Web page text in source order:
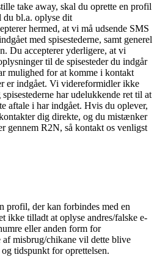
take away, skal du oprette en profil
du bl.a. oplyse dit
hermed, at vi må udsende SMS
med spisestederne, samt generel
Du accepterer yderligere, at vi
til de spisesteder du indgår
mulighed for at komme i kontakt
er indgået. Vi videreformidler ikke
har udelukkende ret til at
aftale i har indgået. Hvis du oplever,
dig direkte, og du mistænker
gennem R2N, så kontakt os venligst
profil, der kan forbindes med en
ikke tilladt at oplyse andres/falske e-
eller anden form for
misbrug/chikane vil dette blive
tidspunkt for oprettelsen.